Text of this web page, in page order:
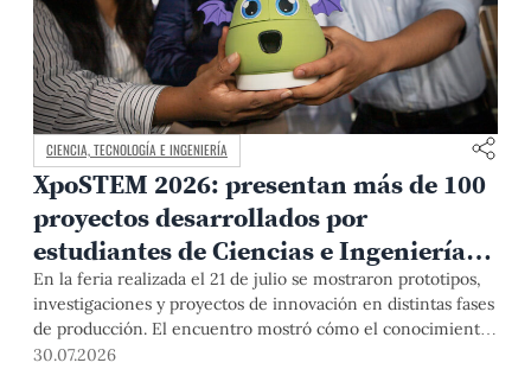
CIENCIA, TECNOLOGÍA E INGENIERÍA
XpoSTEM 2026: presentan más de 100
proyectos desarrollados por
estudiantes de Ciencias e Ingeniería
PUCP orientados a atender
necesidades del país
En la feria realizada el 21 de julio se mostraron prototipos,
investigaciones y proyectos de innovación en distintas fases
de producción. El encuentro mostró cómo el conocimiento
adquirido en las aulas puede responder a desafíos concretos
30.07.2026